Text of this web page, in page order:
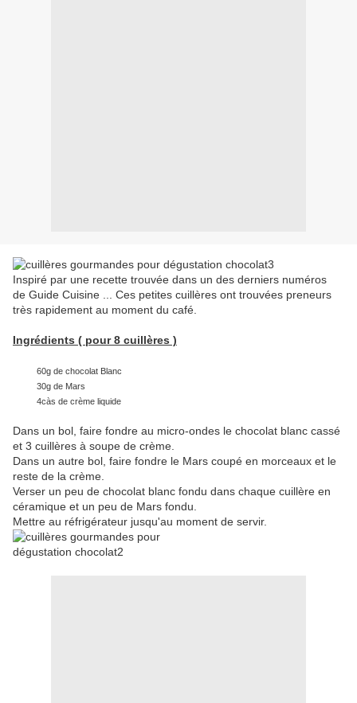
Inspiré par une recette trouvée dans un des derniers numéros
de Guide Cuisine ... Ces petites cuillères ont trouvées preneurs
très rapidement au moment du café.
Ingrédients ( pour 8 cuillères )
60g de chocolat Blanc
30g de Mars
4càs de crème liquide
Dans un bol, faire fondre au micro-ondes le chocolat blanc cassé
et 3 cuillères à soupe de crème.
Dans un autre bol, faire fondre le Mars coupé en morceaux et le
reste de la crème.
Verser un peu de chocolat blanc fondu dans chaque cuillère en
céramique et un peu de Mars fondu.
Mettre au réfrigérateur jusqu'au moment de servir.